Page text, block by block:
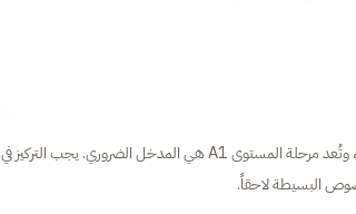
النجاح في تعلم اللغة الألمانية من الصفر يعتمد على إتقان الأساسيات الصلبة التي يبنى عليها كل شيء آخر، وتُعد مرحلة المستوى A1 هي المدخل الضروري. يجب التركيز في
البسيطة لاحقاً.